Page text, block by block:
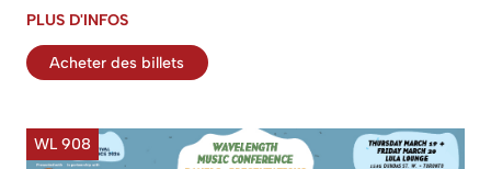
PLUS D'INFOS
Acheter des billets
WL 908